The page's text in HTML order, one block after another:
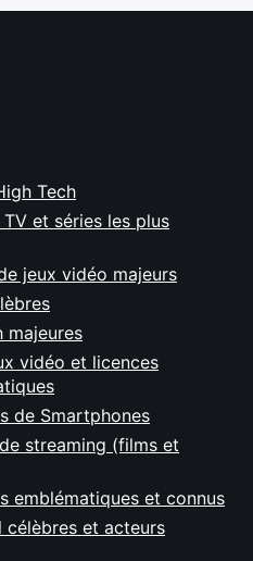
Tech
et séries les plus
jeux vidéo majeurs
majeures
vidéo et licences
de Smartphones
streaming (films et
emblématiques et connus
célèbres et acteurs